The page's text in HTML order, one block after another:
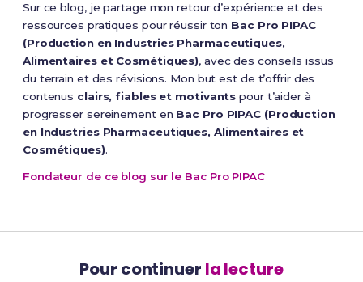
Sur ce blog, je partage mon retour d’expérience et des
ressources pratiques pour réussir ton Bac Pro PIPAC
(Production en Industries Pharmaceutiques,
Alimentaires et Cosmétiques), avec des conseils issus
du terrain et des révisions. Mon but est de t’offrir des
contenus clairs, fiables et motivants pour t’aider à
progresser sereinement en Bac Pro PIPAC (Production
en Industries Pharmaceutiques, Alimentaires et
Cosmétiques).
Fondateur de ce blog sur le Bac Pro PIPAC
Pour continuer la lecture